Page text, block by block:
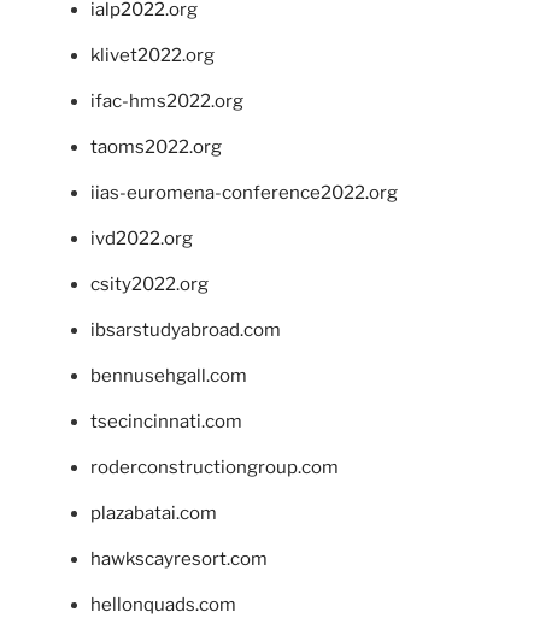
ialp2022.org
klivet2022.org
ifac-hms2022.org
taoms2022.org
iias-euromena-conference2022.org
ivd2022.org
csity2022.org
ibsarstudyabroad.com
bennusehgall.com
tsecincinnati.com
roderconstructiongroup.com
plazabatai.com
hawkscayresort.com
hellonquads.com